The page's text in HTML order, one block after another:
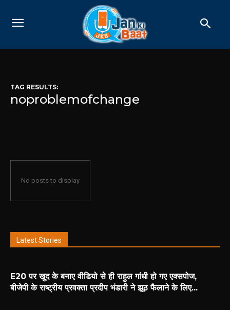
TAG RESULTS:
noproblemofchange
No posts to display
Latest Stories
E20 पर खुद के बनाए वीडियो से ही राहुल गांधी हो गए एक्सपोज,
बीजेपी के राष्ट्रीय प्रवक्ता प्रदीप भंडारी ने झूठ फैलाने के लिए...